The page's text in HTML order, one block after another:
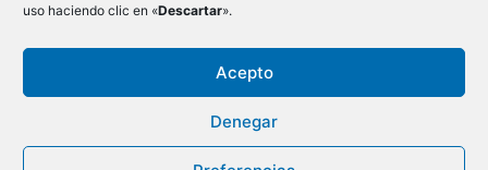
uso haciendo clic en «Descartar».
Acepto
Denegar
Aduanas–Mercancias por avión
Política de privacidad